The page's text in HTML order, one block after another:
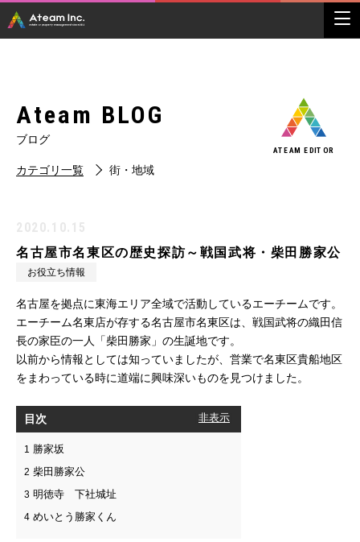
Ateam BLOG
ブログ
カテゴリ一覧 街・地域
名古屋市名東区の歴史探訪～戦国武将・柴田勝家公
ATEAM EDITOR
お役立ち情報
名古屋を拠点に東海エリア全域で活動しているエーチームです。
エーチーム名東店が存する名古屋市名東区は、戦国武将の織田信
長の家臣の一人「柴田勝家」の生誕地です。
以前から情報としては知っていましたが、営業で名東区貴船地区
をまわっている時に道端に興味深いものを見つけました。
目次 非表示
1 勝家坂
2 柴田勝家公
3 明徳寺 下社城址
4 めいとう勝家くん